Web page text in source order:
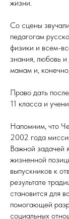
жизни.
Со сцены
педагогам
физики и всем-
знания, любовь
мамам и,
Право дать
11 класса и
Напомним, что
2002 года
Важной задачей
жизненной
выпускников к
результате
становится для
помогающей
социальных